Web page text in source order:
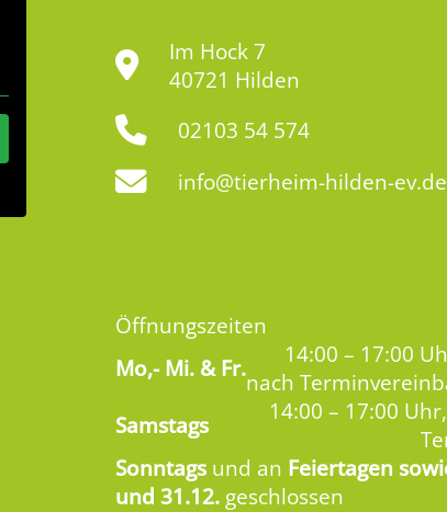
Im Hock 7
40721 Hilden
02103 54 574
info@tierheim-hilden-ev.de
Öffnungszeiten
Mo,-Mi. & Fr.
14:00 – 17:00
nach
Samstags
14:00 – 17:00
Sonntags und an Feiertagen
und 31.12. geschlossen